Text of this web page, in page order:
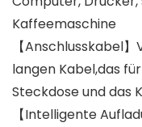
Kaffeemaschine
【Anschlusskabel
langen Kabel,das
Steckdose und das
【Intelligente